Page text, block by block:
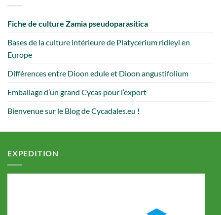
Fiche de culture Zamia pseudoparasitica
Bases de la culture intérieure de Platycerium ridleyi en
Europe
Différences entre Dioon edule et Dioon angustifolium
Emballage d’un grand Cycas pour l’export
Bienvenue sur le Blog de Cycadales.eu !
EXPEDITION